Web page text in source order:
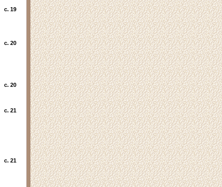
c. 19
c. 20
c. 20
c. 21
c. 21